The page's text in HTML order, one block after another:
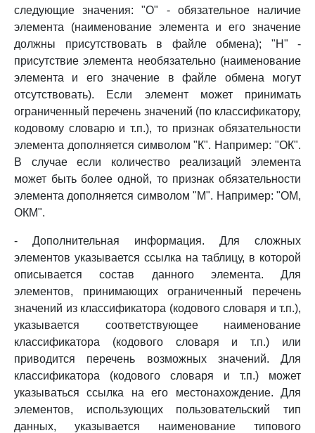
следующие значения: "О" - обязательное наличие
элемента (наименование элемента и его значение
должны присутствовать в файле обмена); "Н" -
присутствие элемента необязательно (наименование
элемента и его значение в файле обмена могут
отсутствовать). Если элемент может принимать
ограниченный перечень значений (по классификатору,
кодовому словарю и т.п.), то признак обязательности
элемента дополняется символом "К". Например: "ОК".
В случае если количество реализаций элемента
может быть более одной, то признак обязательности
элемента дополняется символом "М". Например: "ОМ,
ОКМ".
- Дополнительная информация. Для сложных
элементов указывается ссылка на таблицу, в которой
описывается состав данного элемента. Для
элементов, принимающих ограниченный перечень
значений из классификатора (кодового словаря и т.п.),
указывается соответствующее наименование
классификатора (кодового словаря и т.п.) или
приводится перечень возможных значений. Для
классификатора (кодового словаря и т.п.) может
указываться ссылка на его местонахождение. Для
элементов, использующих пользовательский тип
данных, указывается наименование типового